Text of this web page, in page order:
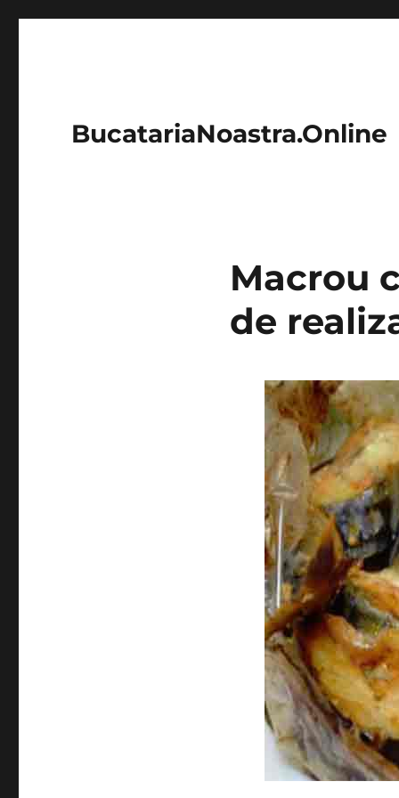
BucatariaNoastra.Online
Macrou
de